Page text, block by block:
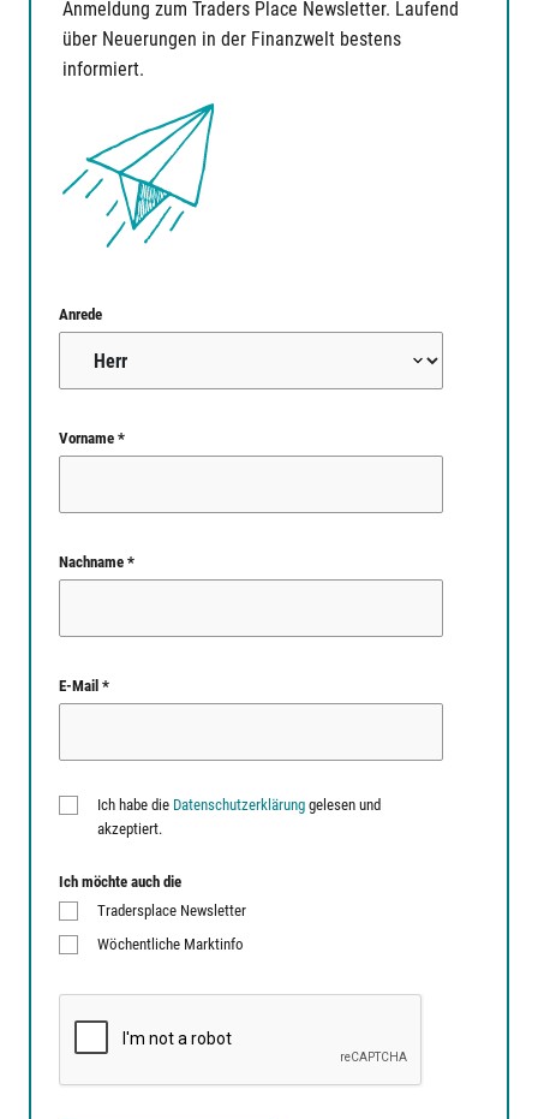
Anmeldung zum Traders Place Newsletter. Laufend
über Neuerungen in der Finanzwelt bestens
informiert.
Anrede
Vorname *
Nachname *
E-Mail *
Ich habe die Datenschutzerklärung gelesen und
akzeptiert.
Ich möchte auch die
Tradersplace Newsletter
Wöchentliche Marktinfo